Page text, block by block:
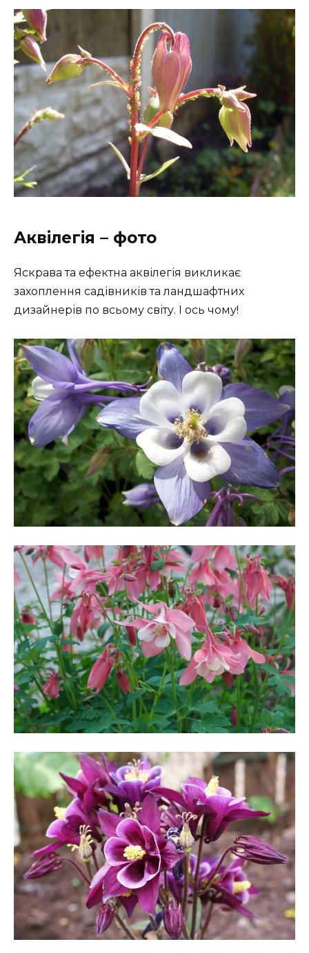
Аквілегія – фото
Яскрава та ефектна аквілегія викликає
захоплення садівників та ландшафтних
дизайнерів по всьому світу. І ось чому!